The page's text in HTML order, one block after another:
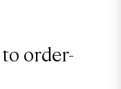
order-